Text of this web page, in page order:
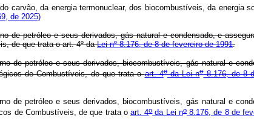
da energia termonuclear, dos biocombustíveis, da energia
de 2025)
de petróleo e seus derivados, gás natural e condensado, e
de que trata o art. 4º daLei nº 8.176, de 8 de fevereiro de 1991.
de petróleo e seus derivados, biocombustíveis, gás natural e
de Combustíveis, de que trata oart. 4oda Lei no8.176, de 8
de petróleo e seus derivados, biocombustíveis, gás natural e
de Combustíveis, de que trata o art. 4oda Lei no8.176, de 8 de